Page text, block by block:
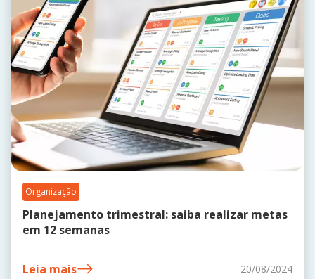
Organização
Planejamento trimestral: saiba realizar metas
em 12 semanas
Leia mais 20/08/2024